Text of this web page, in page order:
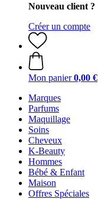
Nouveau client ?
Créer un compte
Mon panier 0,00 €
Marques
Parfums
Maquillage
Soins
Cheveux
K-Beauty
Hommes
Bébé & Enfant
Maison
Offres Spéciales